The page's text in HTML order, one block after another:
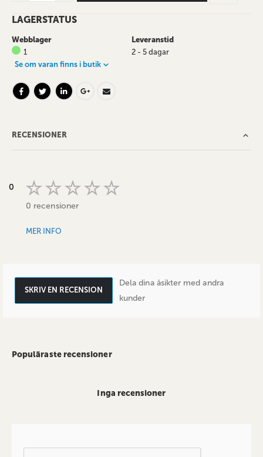
LAGERSTATUS
Webblager
Leveranstid
1
2 - 5 dagar
Se om varan finns i butik
RECENSIONER
0
0 recensioner
MER INFO
SKRIV EN RECENSION
Dela dina åsikter med andra
kunder
Populäraste recensioner
Inga recensioner